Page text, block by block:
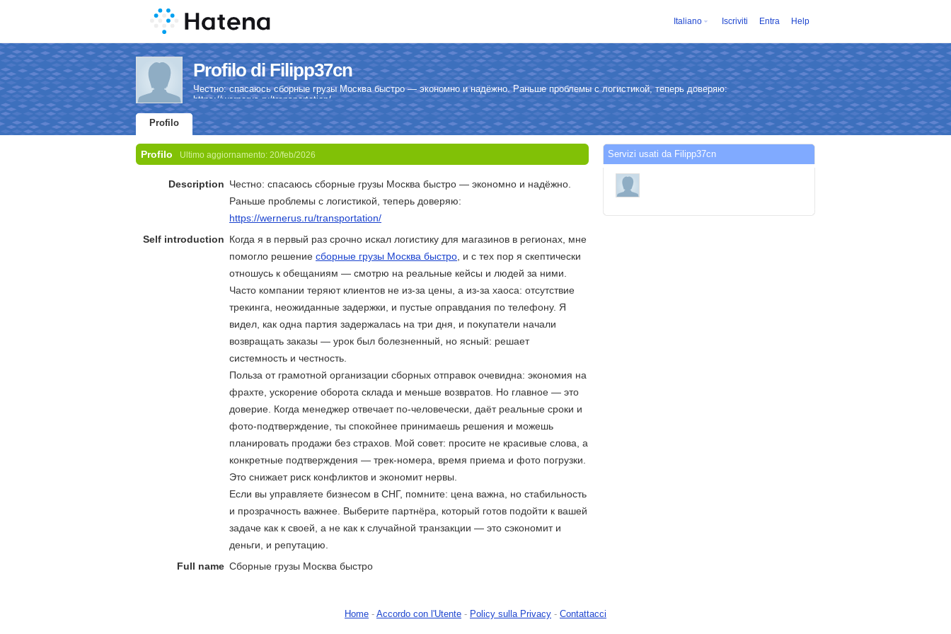
Italiano Iscriviti Entra Help
Profilo di Filipp37cn
Честно: спасаюсь сборные грузы Москва быстро — экономно и надёжно. Раньше проблемы с логистикой, теперь доверяю:
https://wernerus.ru/transportation/
Profilo
Profilo Ultimo aggiornamento: 20/feb/2026
Description Честно: спасаюсь сборные грузы Москва быстро — экономно и надёжно.
Раньше проблемы с логистикой, теперь доверяю:
https://wernerus.ru/transportation/
Self introduction Когда я в первый раз срочно искал логистику для магазинов в регионах, мне
помогло решение сборные грузы Москва быстро, и с тех пор я скептически
отношусь к обещаниям — смотрю на реальные кейсы и людей за ними.
Часто компании теряют клиентов не из-за цены, а из-за хаоса: отсутствие
трекинга, неожиданные задержки, и пустые оправдания по телефону. Я
видел, как одна партия задержалась на три дня, и покупатели начали
возвращать заказы — урок был болезненный, но ясный: решает
системность и честность.
Польза от грамотной организации сборных отправок очевидна: экономия на
фрахте, ускорение оборота склада и меньше возвратов. Но главное — это
доверие. Когда менеджер отвечает по-человечески, даёт реальные сроки и
фото-подтверждение, ты спокойнее принимаешь решения и можешь
планировать продажи без страхов. Мой совет: просите не красивые слова, а
конкретные подтверждения — трек-номера, время приема и фото погрузки.
Это снижает риск конфликтов и экономит нервы.
Если вы управляете бизнесом в СНГ, помните: цена важна, но стабильность
и прозрачность важнее. Выберите партнёра, который готов подойти к вашей
задаче как к своей, а не как к случайной транзакции — это сэкономит и
деньги, и репутацию.
Full name Сборные грузы Москва быстро
Servizi usati da Filipp37cn
Home - Accordo con l'Utente - Policy sulla Privacy - Contattacci